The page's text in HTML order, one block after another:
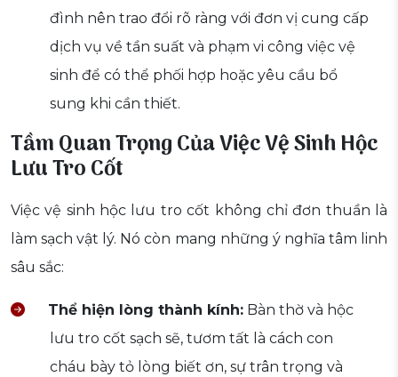
đình nên trao đổi rõ ràng với đơn vị cung cấp
dịch vụ về tần suất và phạm vi công việc vệ
sinh để có thể phối hợp hoặc yêu cầu bổ
sung khi cần thiết.
Tầm Quan Trọng Của Việc Vệ Sinh Hộc
Lưu Tro Cốt
Việc vệ sinh hộc lưu tro cốt không chỉ đơn thuần là
làm sạch vật lý. Nó còn mang những ý nghĩa tâm linh
sâu sắc:
Thể hiện lòng thành kính: Bàn thờ và hộc
lưu tro cốt sạch sẽ, tươm tất là cách con
cháu bày tỏ lòng biết ơn, sự trân trọng và